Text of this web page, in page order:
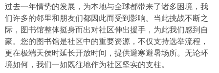
过去一年情势的发展，为本地与全球都带来了诸多困境，我
们许多的邻里和朋友们都因此而受到影响。当此挑战不断之
际，图书馆整体挺身而出对社区伸出援手，为此我们感到自
豪。您的图书馆是社区中的重要资源，不仅支持选举流程，
更在极端天侯时延长开放时间，提供避寒避暑场所。无论环
境如何，我们一如既往地作为社区坚实的支柱。